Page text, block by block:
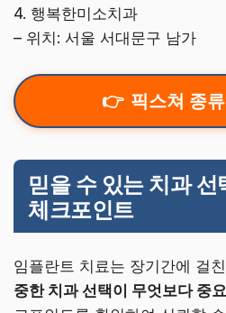
4. 행복한미소치과
– 위치: 서울 서대문구 남가
픽스쳐 종
믿을 수 있는 치과 선
체크포인트
임플란트 치료는 장기간에 걸
중한 치과 선택이 무엇보다 중요